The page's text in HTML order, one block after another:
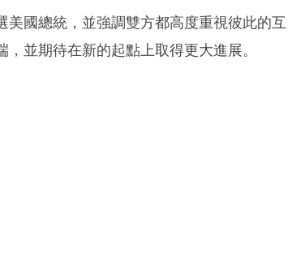
國總統，並強調雙方都高度重視彼此的互
並期待在新的起點上取得更大進展。